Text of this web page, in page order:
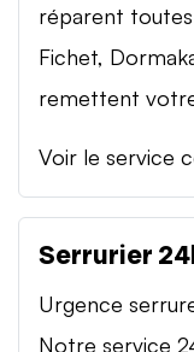
réparent toutes
Fichet,
remettent
Voir le service
Serrurier
Urgence
Notre service